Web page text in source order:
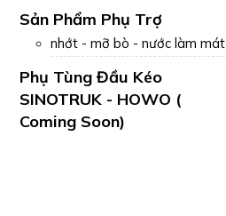
Sản Phẩm Phụ Trợ
nhớt - mỡ bò - nước làm mát
Phụ Tùng Đầu Kéo
SINOTRUK - HOWO (
Coming Soon)